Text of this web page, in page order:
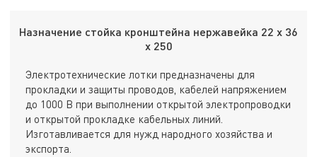
Назначение стойка кронштейна нержавейка 22 х 36
х 250
Электротехнические лотки предназначены для
прокладки и защиты проводов, кабелей напряжением
до 1000 В при выполнении открытой электропроводки
и открытой прокладке кабельных линий.
Изготавливается для нужд народного хозяйства и
экспорта.